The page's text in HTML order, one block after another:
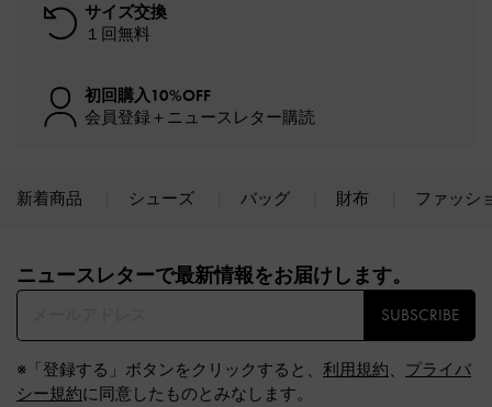
サイズ交換
１回無料
初回購入10%OFF
会員登録＋ニュースレター購読
新着商品 シューズ バッグ 財布 ファッシ
ニュースレターで最新情報をお届けします。​
SUBSCRIBE
※「登録する」ボタンをクリックすると、 利用規約、 プライバ
シー規約に同意したものとみなします。